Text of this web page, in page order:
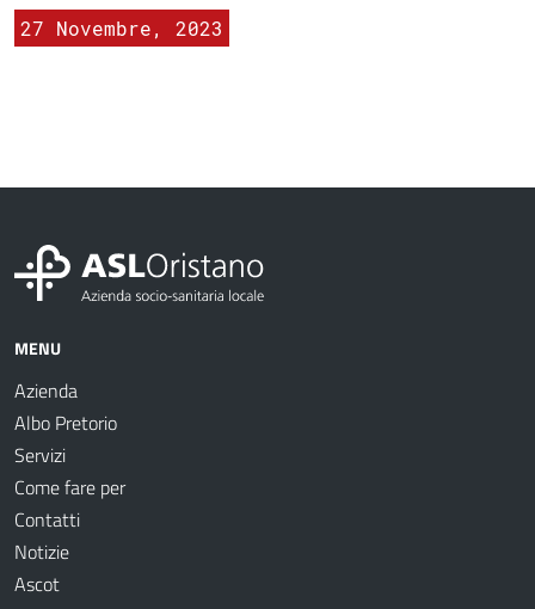
27 Novembre, 2023
MENU
Azienda
Albo Pretorio
Servizi
Come fare per
Contatti
Notizie
Ascot